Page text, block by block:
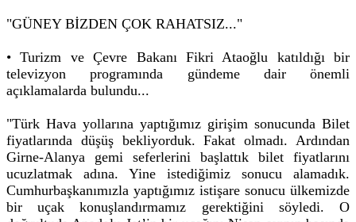
"GÜNEY BİZDEN ÇOK RAHATSIZ..."
• Turizm ve Çevre Bakanı Fikri Ataoğlu katıldığı bir
televizyon programında gündeme dair önemli
açıklamalarda bulundu...
"Türk Hava yollarına yaptığımız girişim sonucunda Bilet
fiyatlarında düşüş bekliyorduk. Fakat olmadı. Ardından
Girne-Alanya gemi seferlerini başlattık bilet fiyatlarını
ucuzlatmak adına. Yine istediğimiz sonucu alamadık.
Cumhurbaşkanımızla yaptığımız istişare sonucu ülkemizde
bir uçak konuşlandırmamız gerektiğini söyledi. O